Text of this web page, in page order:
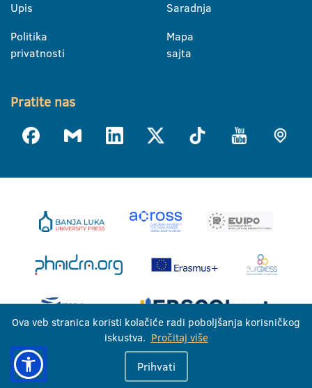
Upis
Politika
privatnosti
Saradnja
Mapa
sajta
Pratite nas
Univerzitet u Banjoj Luci © 2026
Ova veb stranica koristi kolačiće radi poboljšanja korisničkog
iskustva. Pročitaj više
Prihvati